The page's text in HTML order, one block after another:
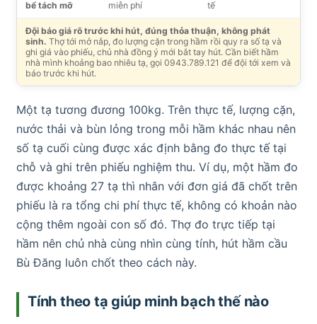
bể tách mỡ miễn phí tế
Đội báo giá rõ trước khi hút, đúng thỏa thuận, không phát
sinh. Thợ tới mở nắp, đo lượng cặn trong hầm rồi quy ra số tạ và
ghi giá vào phiếu, chủ nhà đồng ý mới bắt tay hút. Cần biết hầm
nhà mình khoảng bao nhiêu tạ, gọi 0943.789.121 để đội tới xem và
báo trước khi hút.
Một tạ tương đương 100kg. Trên thực tế, lượng cặn,
nước thải và bùn lỏng trong mỗi hầm khác nhau nên
số tạ cuối cùng được xác định bằng đo thực tế tại
chỗ và ghi trên phiếu nghiệm thu. Ví dụ, một hầm đo
được khoảng 27 tạ thì nhân với đơn giá đã chốt trên
phiếu là ra tổng chi phí thực tế, không có khoản nào
cộng thêm ngoài con số đó. Thợ đo trực tiếp tại
hầm nên chủ nhà cùng nhìn cùng tính, hút hầm cầu
Bù Đăng luôn chốt theo cách này.
Tính theo tạ giúp minh bạch thế nào